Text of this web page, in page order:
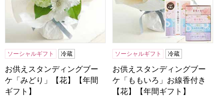
ソーシャルギフト 冷蔵
お供えスタンディングブー
ケ「みどり」【花】【年間
ギフト】
ソーシャルギフト 冷蔵
お供えスタンディングブー
ケ「ももいろ」お線香付き
【花】【年間ギフト】